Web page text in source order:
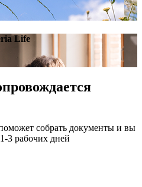
Life
собрать документы и вы
3 рабочих дней